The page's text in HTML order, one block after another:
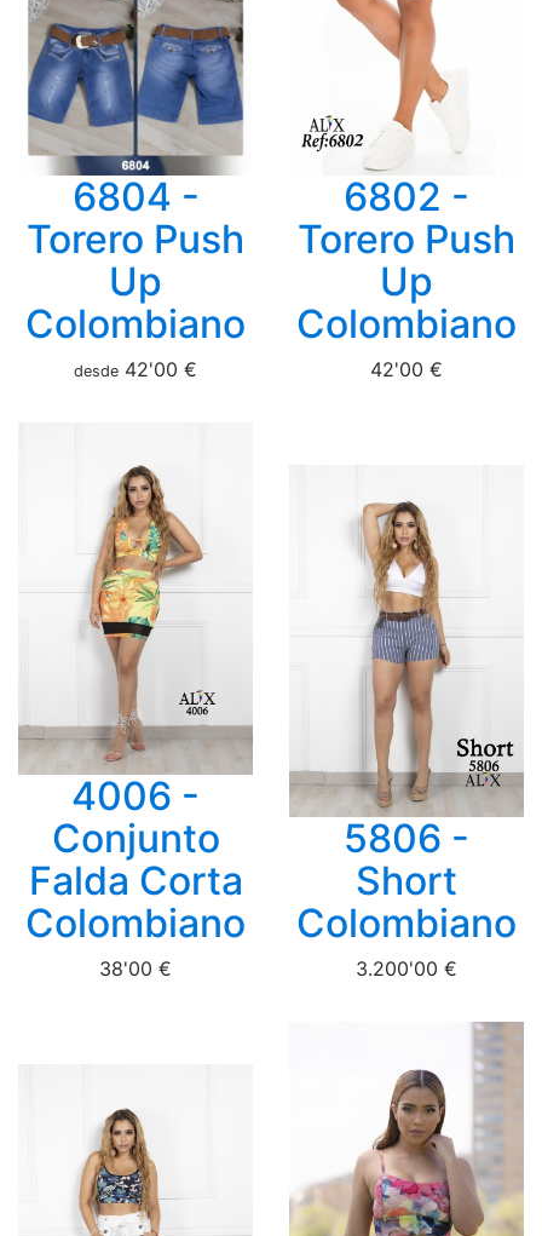
6804 -
Torero Push
Up
Colombiano
desde 42'00 €
6802 -
Torero Push
Up
Colombiano
42'00 €
4006 -
Conjunto
Falda Corta
Colombiano
38'00 €
5806 -
Short
Colombiano
3.200'00 €